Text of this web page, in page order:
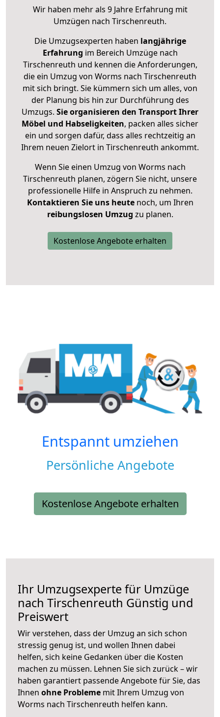
Wir haben mehr als 9 Jahre Erfahrung mit
Umzügen nach Tirschenreuth.
Die Umzugsexperten haben langjährige
Erfahrung im Bereich Umzüge nach
Tirschenreuth und kennen die Anforderungen,
die ein Umzug von Worms nach Tirschenreuth
mit sich bringt. Sie kümmern sich um alles, von
der Planung bis hin zur Durchführung des
Umzugs. Sie organisieren den Transport Ihrer
Möbel und Habseligkeiten, packen alles sicher
ein und sorgen dafür, dass alles rechtzeitig an
Ihrem neuen Zielort in Tirschenreuth ankommt.
Wenn Sie einen Umzug von Worms nach
Tirschenreuth planen, zögern Sie nicht, unsere
professionelle Hilfe in Anspruch zu nehmen.
Kontaktieren Sie uns heutenoch, um Ihren
reibungslosen Umzug zu planen.
Kostenlose Angebote erhalten
Entspannt umziehen
Persönliche Angebote
Kostenlose Angebote erhalten
Ihr Umzugsexperte für Umzüge
nach Tirschenreuth Günstig und
Preiswert
Wir verstehen, dass der Umzug an sich schon
stressig genug ist, und wollen Ihnen dabei
helfen, sich keine Gedanken über die Kosten
machen zu müssen. Lehnen Sie sich zurück – wir
haben garantiert passende Angebote für Sie, das
Ihnen ohne Probleme mit Ihrem Umzug von
Worms nach Tirschenreuth helfen kann.